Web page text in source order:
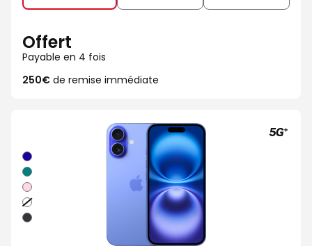
Offert
Payable en 4 fois
250€ de remise immédiate
Outremer
Sarcelle
Rose
Blanc
Noir